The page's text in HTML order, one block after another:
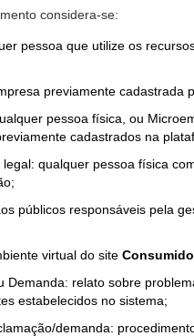
considera-se:
pessoa que utilize os
previamente cadastrada
pessoa física, ou
cadastrados na
legal: qualquer pessoa física
públicos responsáveis pela
virtual do site
Demanda: relato sobre
estabelecidos no sistema;
demanda: